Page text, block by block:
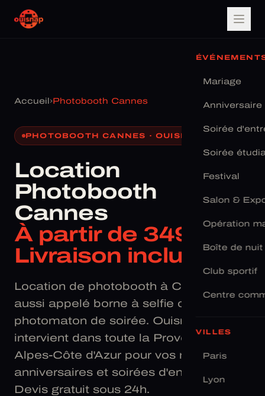
Mariage
Anniversaire
Soirée
Soirée
Festival
Salon &
Opération
Boîte de nuit
Club sportif
Centre
VILLES
Paris
Lyon
Accueil ›Photobooth Cannes
PHOTOBOOTH CANNES · OUISNAP
Location
Photobooth
Cannes
À partir de 349 € ·
Livraison incluse
Location de photobooth à Cannes —
aussi appelé borne à selfie ou
photomaton de soirée. Ouisnap
intervient dans toute la Provence-
Alpes-Côte d'Azur pour vos mariages,
anniversaires et soirées d'entreprise.
Devis gratuit sous 24h.